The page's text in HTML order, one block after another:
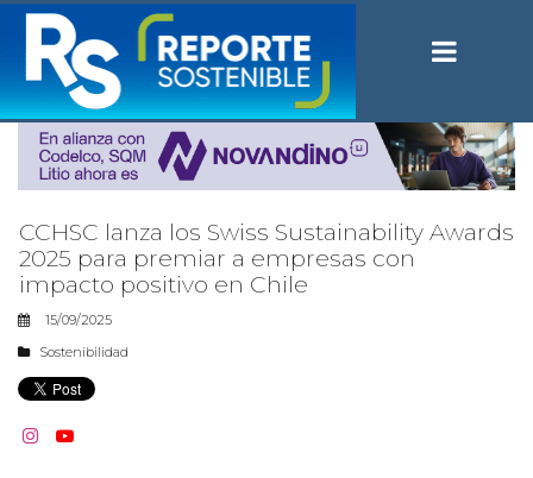
CCHSC lanza los Swiss Sustainability Awards
2025 para premiar a empresas con
impacto positivo en Chile
15/09/2025
Sostenibilidad
 